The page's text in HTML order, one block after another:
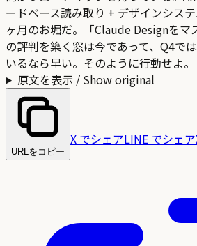
ードベース読み取り + デザインシス
ヶ月のお堀だ。「Claude Designをマ
の評判を築く窓は今であって、Q4で
いるなら早い。そのように行動せよ。
原文を表示 / Show original
URLをコピー
X でシェアLINE でシェア